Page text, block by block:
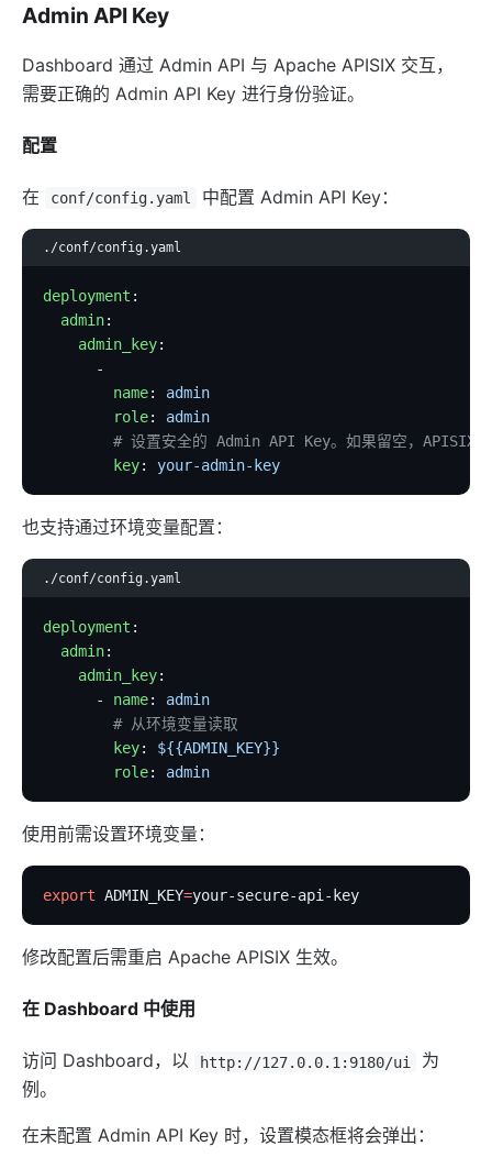
uri-blocker
ip-restriction
ua-restriction
acl
csrf
GM
chaitin-waf
data-mask
limit-req
limit-count
proxy-cache
graphql-proxy-cache
request-validation
oas-validator
proxy-mirror
api-breaker
traffic-label
request-id
proxy-control
client-control
workflow
zipkin
Admin API Key
Dashboard 通过 Admin API 与 Apache APISIX 交互，
需要正确的 Admin API Key 进行身份验证。
配置
在 conf/config.yaml 中配置 Admin API Key：
./conf/config.yaml
deployment :
  admin
:
    admin_key
:
      -
        name
: admin
        role
: admin
# 设置安全的 Admin API Key。如果留空，APISIX
        key
: your-admin-key
也支持通过环境变量配置：
./conf/config.yaml
deployment :
  admin
:
    admin_key
:
      -
name: admin
        # 从环境变量读取
        key
: ${{ADMIN_KEY}}
        role
: admin
使用前需设置环境变量：
export ADMIN_KEY=your-secure-api-key
修改配置后需重启 Apache APISIX 生效。
在 Dashboard 中使用
访问 Dashboard，以 http://127.0.0.1:9180/ui
为
例。
在未配置 Admin API Key 时，设置模态框将会弹出：